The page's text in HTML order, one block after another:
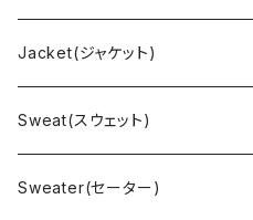
Jacket(ジャケット)
US Military(ユーエスミリタリー)
EURO Military(ユーロミリタリー）
Sweat(スウェット)
Champion(チャンピオン)
Sweater(セーター)